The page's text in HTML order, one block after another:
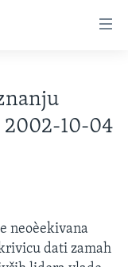
10-04
neoèekivana
dati zamah